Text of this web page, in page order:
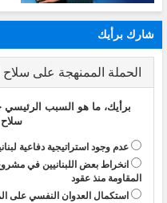
شارك برأيك
الحملة الممنهجة على سلاح
برأيك، ما هو السبب الرئيسي
سلاح
عدم وجود استراتيجية دفاعية
انخراط بعض اللبنانيين في
المقاومة منذ عقود
استكمال العدوان النفسي على